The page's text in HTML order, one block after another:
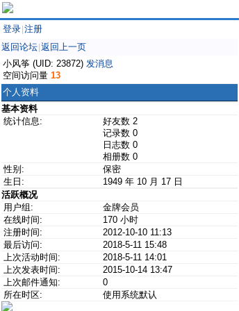
登录 注册
返回论坛 返回上一页
小风筝 (UID: 23872) 发消息
空间访问量 13
个人资料
基本资料
统计信息:
好友数 2
记录数 0
日志数 0
相册数 0
性别:
保密
生日:
1949 年 10 月 17 日
活跃概况
用户组:
金牌会员
在线时间:
170 小时
注册时间:
2012-10-10 11:13
最后访问:
2018-5-11 15:48
上次活动时间:
2018-5-11 14:01
上次发表时间:
2015-10-14 13:47
上次邮件通知:
0
所在时区:
使用系统默认